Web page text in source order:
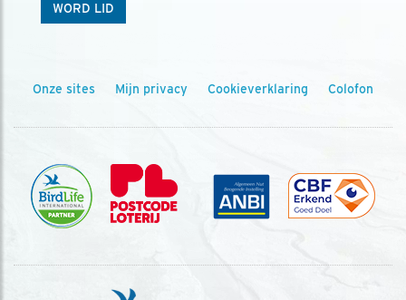
WORD LID
Onze sites Mijn privacy Cookieverklaring Colofon